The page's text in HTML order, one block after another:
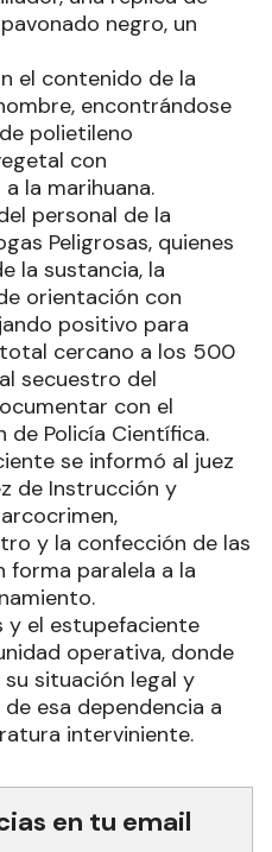
negro, un
el contenido de la
encontrándose
polietileno
con
la marihuana.
personal de la
Peligrosas, quienes
la sustancia, la
orientación con
positivo para
cercano a los 500
secuestro del
con el
Policía Científica.
se informó al juez
de Instrucción y
y la confección de las
forma paralela a la
y el estupefaciente
operativa, donde
situación legal y
esa dependencia a
interviniente.
en tu email